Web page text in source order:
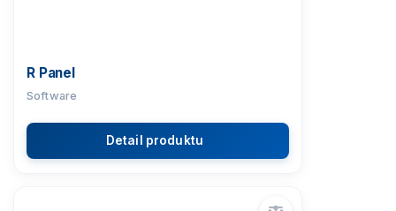
R Panel
Software
Detail produktu